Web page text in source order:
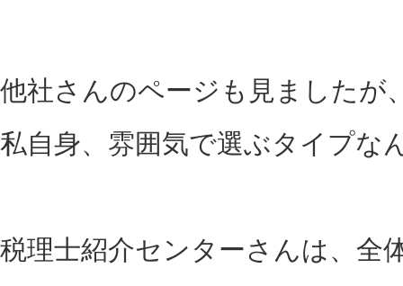
他社さんのページも見ましたが
私自身、雰囲気で選ぶタイプな
税理士紹介センターさんは、全